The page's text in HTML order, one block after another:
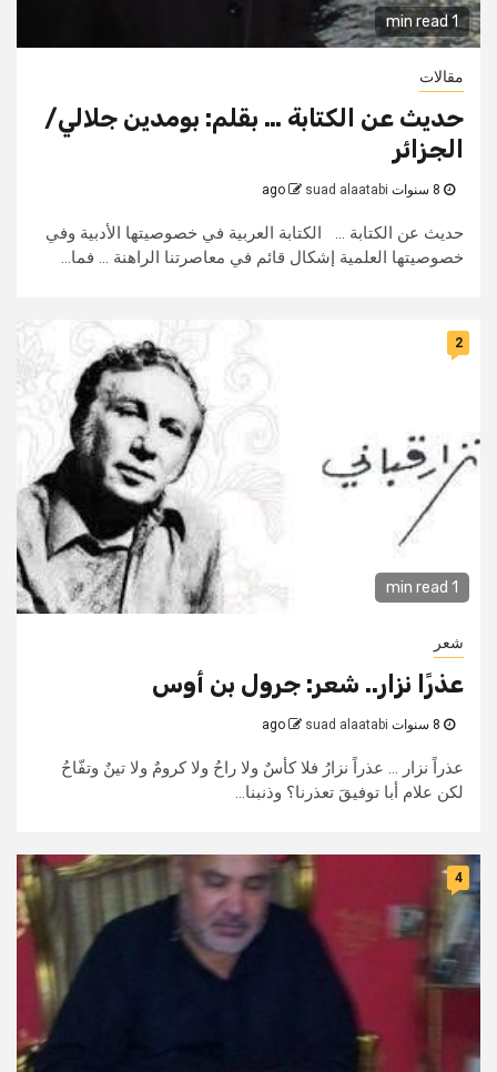
1 min read
مقالات
حديث عن الكتابة … بقلم: بومدين جلالي/
الجزائر
suad alaatabi
حديث عن الكتابة ... الكتابة العربية في خصوصيتها الأدبية وفي
خصوصيتها العلمية إشكال قائم في معاصرتنا الراهنة ... فما...
1 min read
2
شعر
عذرًا نزار.. شعر: جرول بن أوس
suad alaatabi
عذراً نزار ... عذراً نزارُ فلا كأسٌ ولا راحُ ولا كرومٌ ولا تينٌ وتفّاحُ
لكن علام أبا توفيقَ تعذرنا؟ وذنبنا...
4